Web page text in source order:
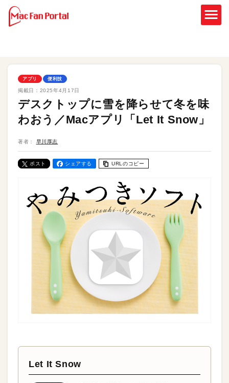
アプリ 便利技
掲載日： 2025年4月17日
デスクトップに雪を降らせて冬を味
わおう／Macアプリ「Let It Snow」
著者： 早川厚志
ポスト シェアする URLのコピー
Let It Snow